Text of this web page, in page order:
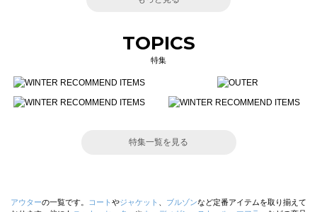
TOPICS
特集
特集一覧を見る
アウターの一覧です。 コート やジャケット ブルゾンなど定番アイテムを取り揃えて